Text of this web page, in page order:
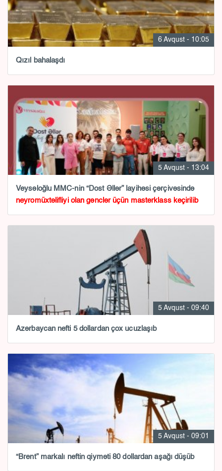
6 Avqust - 10:05
Qızıl bahalaşdı
5 Avqust - 13:04
Veysəloğlu MMC-nin “Dost Əllər” layihəsi çərçivəsində
neyromüxtəlifliyi olan gənclər üçün masterklass keçirilib
5 Avqust - 09:40
Azərbaycan nefti 5 dollardan çox ucuzlaşıb
5 Avqust - 09:01
“Brent” markalı neftin qiyməti 80 dollardan aşağı düşüb